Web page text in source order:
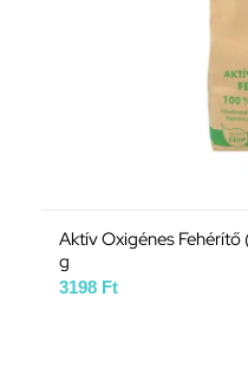
Aktív Oxigénes
g
3198 Ft